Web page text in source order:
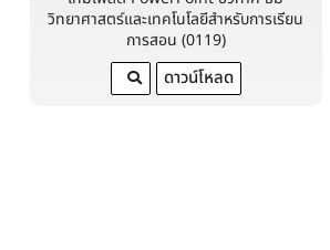
วิทยาศาสตร์และเทคโนโลยีสำหรับการเรียน
การสอน (0119)
ดาวน์โหลด